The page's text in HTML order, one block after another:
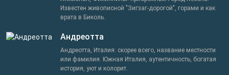
Известен живописной "Зигзаг-дорогой", горами и как
врата в Биколь.
Андреотта
Андреотта, Италия: скорее всего, название местности
или фамилия. Южная Италия, аутентичность, богатая
история, уют и колорит.